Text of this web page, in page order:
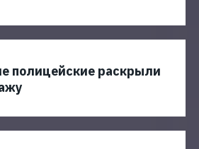
полицейские раскрыли